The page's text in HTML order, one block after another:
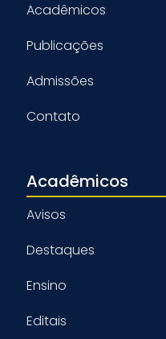
Acadêmicos
Publicações
Admissões
Contato
Acadêmicos
Avisos
Destaques
Ensino
Editais